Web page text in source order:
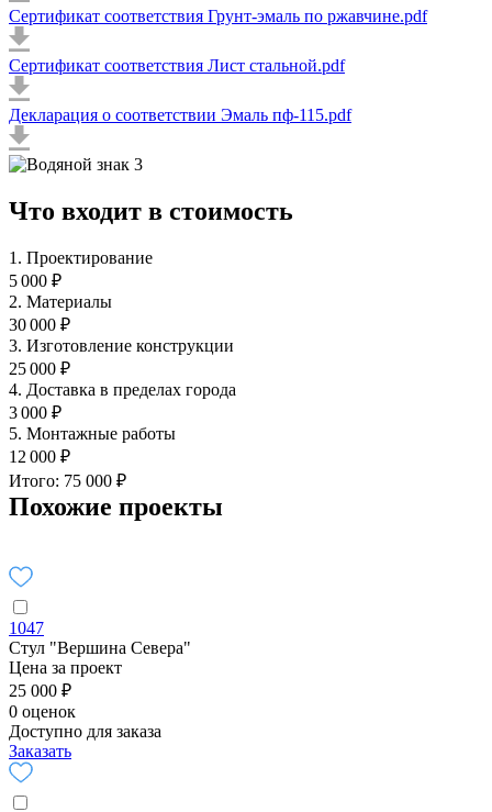
Сертификат соответствия Грунт-эмаль по ржавчине.pdf
Сертификат соответствия Лист стальной.pdf
Декларация о соответствии Эмаль пф-115.pdf
Что входит в стоимость
1. Проектирование
5 000 ₽
2. Материалы
30 000 ₽
3. Изготовление конструкции
25 000 ₽
4. Доставка в пределах города
3 000 ₽
5. Монтажные работы
12 000 ₽
Итого: 75 000 ₽
Похожие проекты
1047
Стул "Вершина Севера"
Цена за проект
25 000 ₽
0 оценок
Доступно для заказа
Заказать